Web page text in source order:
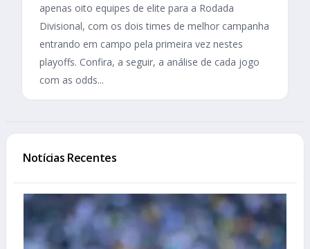
apenas oito equipes de elite para a Rodada
Divisional, com os dois times de melhor campanha
entrando em campo pela primeira vez nestes
playoffs. Confira, a seguir, a análise de cada jogo
com as odds...
Notícias Recentes